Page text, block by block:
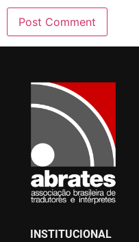
INSTITUCIONAL